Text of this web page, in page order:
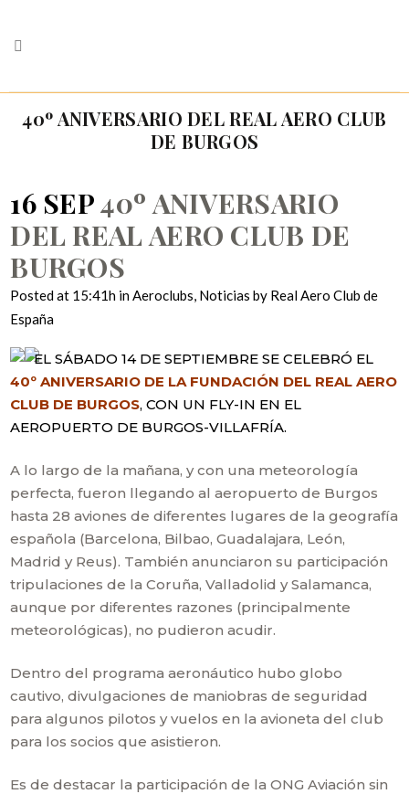
40º ANIVERSARIO DEL REAL AERO CLUB
DE BURGOS
16 SEP40º ANIVERSARIO
DEL REAL AERO CLUB DE
BURGOS
Posted at 15:41h inAeroclubs, Noticias by Real Aero Club de
España
EL SÁBADO 14 DE SEPTIEMBRE SE CELEBRÓ EL
40º ANIVERSARIO DE LA FUNDACIÓN DEL REAL AERO
CLUB DE BURGOS, CON UN FLY-IN EN EL
AEROPUERTO DE BURGOS-VILLAFRÍA.
A lo largo de la mañana, y con una meteorología
perfecta, fueron llegando al aeropuerto de Burgos
hasta 28 aviones de diferentes lugares de la geografía
española (Barcelona, Bilbao, Guadalajara, León,
Madrid y Reus). También anunciaron su participación
tripulaciones de la Coruña, Valladolid y Salamanca,
aunque por diferentes razones (principalmente
meteorológicas), no pudieron acudir.
Dentro del programa aeronáutico hubo globo
cautivo, divulgaciones de maniobras de seguridad
para algunos pilotos y vuelos en la avioneta del club
para los socios que asistieron.
Es de destacar la participación de la ONG Aviación sin